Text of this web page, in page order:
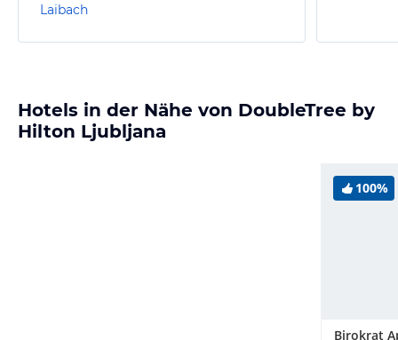
Laibach
Hotels in der Nähe von DoubleTree by
Hilton Ljubljana
100%
Birokrat